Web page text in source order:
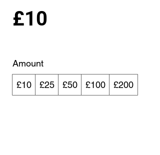
£10
Amount
£10 £25 £50 £100 £200